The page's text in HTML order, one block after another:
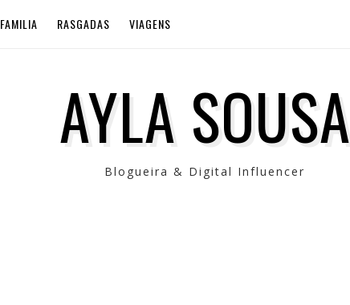
FAMILIA RASGADAS VIAGENS
AYLA SOUSA
Blogueira & Digital Influencer